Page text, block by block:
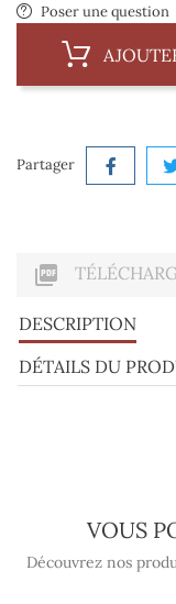
Poser une question
Partager

DESCRIPTION
DÉTAILS DU
VOUS
Découvrez nos